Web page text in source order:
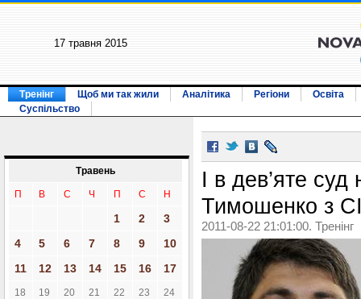
17 травня 2015
Тренінг Щоб ми так жили Аналітика Регіони
Освіта
Суспільство
Травень
П В С Ч П С Н
1 2
3
4
5 6 7 8 9
10
11
12 13 14 15 16 17
18 19 20 21 22 23 24
І в дев’яте суд
Тимошенко з
2011-08-22 21:01:00. Тренінг